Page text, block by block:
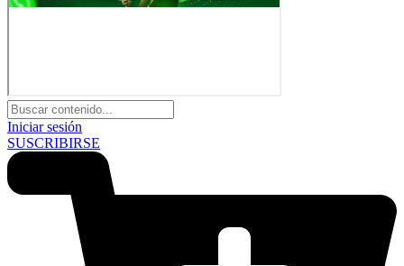
Iniciar sesión
SUSCRIBIRSE